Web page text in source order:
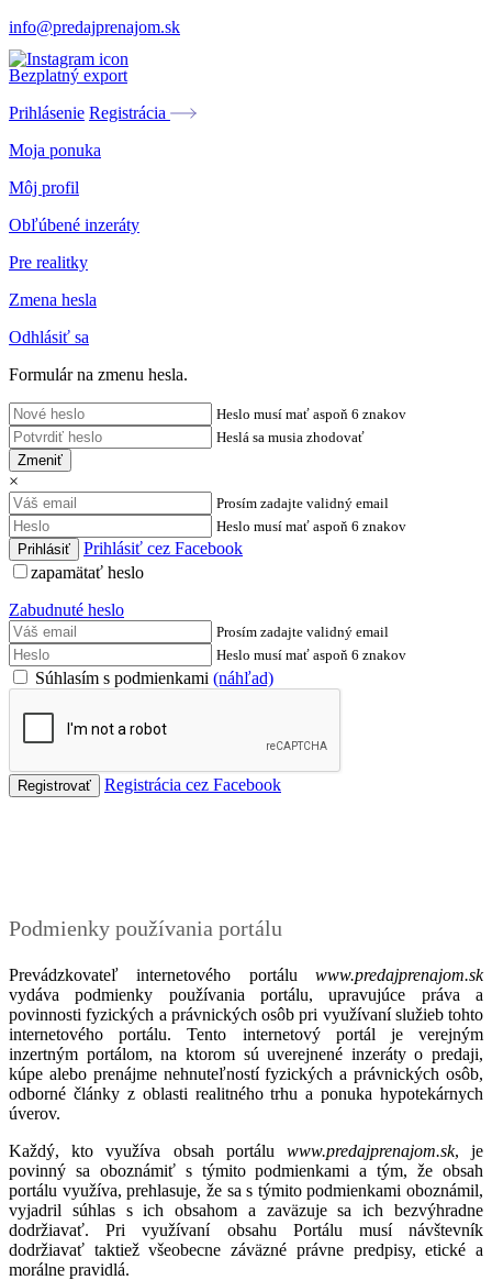
info@predajprenajom.sk
Bezplatný export
Prihlásenie Registrácia
Moja ponuka
Môj profil
Obľúbené inzeráty
Pre realitky
Zmena hesla
Odhlásiť sa
Formulár na zmenu hesla.
Heslo musí mať aspoň 6 znakov
Heslá sa musia zhodovať
Zmeniť
×
Prosím zadajte validný email
Heslo musí mať aspoň 6 znakov
Prihlásiť cez Facebook
zapamätať heslo
Zabudnuté heslo
Prosím zadajte validný email
Heslo musí mať aspoň 6 znakov
Súhlasím s podmienkami (náhľad)
Registrácia cez Facebook
Podmienky používania portálu
Prevádzkovateľ internetového portálu www.predajprenajom.sk
vydáva podmienky používania portálu, upravujúce práva a
povinnosti fyzických a právnických osôb pri využívaní služieb tohto
internetového portálu. Tento internetový portál je verejným
inzertným portálom, na ktorom sú uverejnené inzeráty o predaji,
kúpe alebo prenájme nehnuteľností fyzických a právnických osôb,
odborné články z oblasti realitného trhu a ponuka hypotekárnych
úverov.
Každý, kto využíva obsah portálu www.predajprenajom.sk, je
povinný sa oboznámiť s týmito podmienkami a tým, že obsah
portálu využíva, prehlasuje, že sa s týmito podmienkami oboznámil,
vyjadril súhlas s ich obsahom a zaväzuje sa ich bezvýhradne
dodržiavať. Pri využívaní obsahu Portálu musí návštevník
dodržiavať taktiež všeobecne záväzné právne predpisy, etické a
morálne pravidlá.